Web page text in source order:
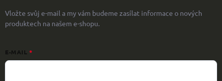
Vložte svůj e-mail a my vám budeme zasílat informace o nových
produktech na našem e-shopu.
E-MAIL